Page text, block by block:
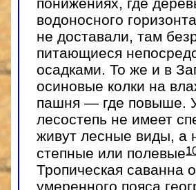
водоносного
не доставали, там
питающиеся
осадками. То же и в
осиновые колки на
пашня — где повыше.
лесостепь не имеет
живут лесные виды, а
степные или полевые
Тропическая саванна
умеренного пояса